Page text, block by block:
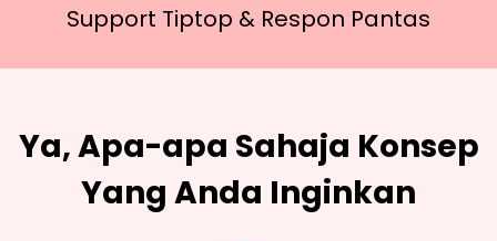
Support Tiptop & Respon Pantas
Ya, Apa-apa Sahaja Konsep
Yang Anda Inginkan